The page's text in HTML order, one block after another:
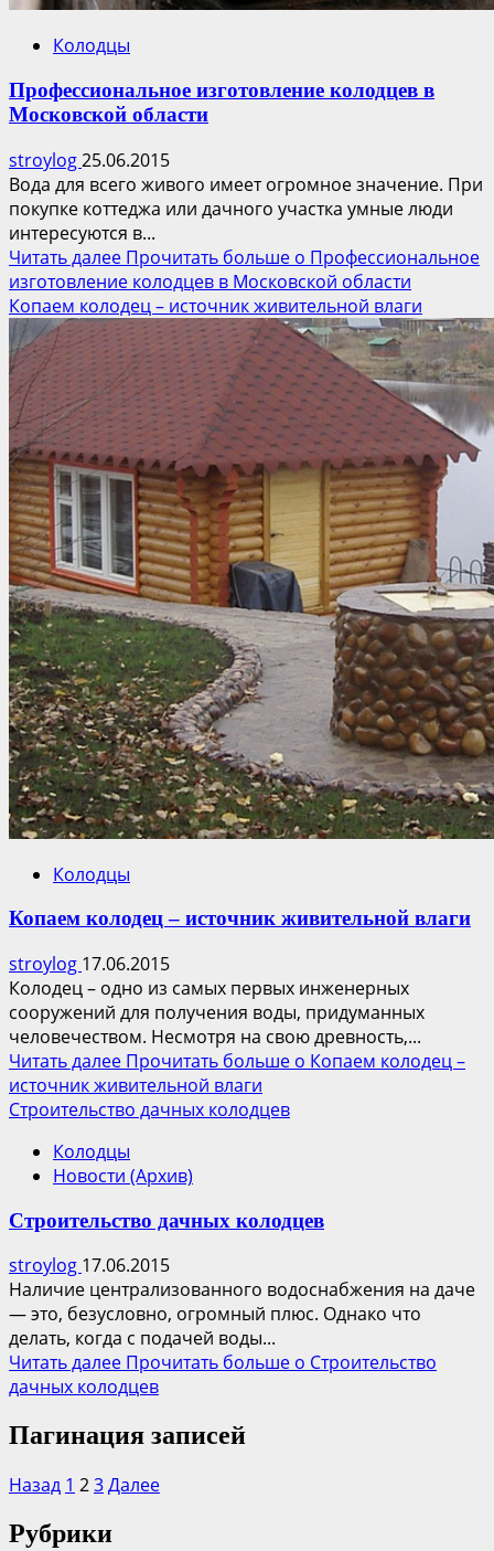
Колодцы
Профессиональное изготовление колодцев в
Московской области
stroylog25.06.2015
Вода для всего живого имеет огромное значение. При
покупке коттеджа или дачного участка умные люди
интересуются в...
Читать далее Прочитать больше о Профессиональное
изготовление колодцев в Московской области
Копаем колодец – источник живительной влаги
Колодцы
Копаем колодец – источник живительной влаги
stroylog 17.06.2015
Колодец – одно из самых первых инженерных
сооружений для получения воды, придуманных
человечеством. Несмотря на свою древность,...
Читать далее Прочитать больше о Копаем колодец –
источник живительной влаги
Строительство дачных колодцев
Колодцы
Новости (Архив)
Строительство дачных колодцев
stroylog 17.06.2015
Наличие централизованного водоснабжения на даче
— это, безусловно, огромный плюс. Однако что
делать, когда с подачей воды...
Читать далее Прочитать больше о Строительство
дачных колодцев
Пагинация записей
Назад 1 23Далее
Рубрики